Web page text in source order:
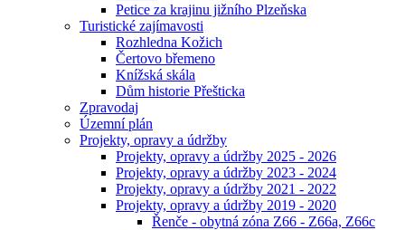
Petice za krajinu jižního Plzeňska
Turistické zajímavosti
Rozhledna Kožich
Čertovo břemeno
Knížská skála
Dům historie Přešticka
Zpravodaj
Územní plán
Projekty, opravy a údržby
Projekty, opravy a údržby 2025 - 2026
Projekty, opravy a údržby 2023 - 2024
Projekty, opravy a údržby 2021 - 2022
Projekty, opravy a údržby 2019 - 2020
Řenče - obytná zóna Z66 - Z66a, Z66c